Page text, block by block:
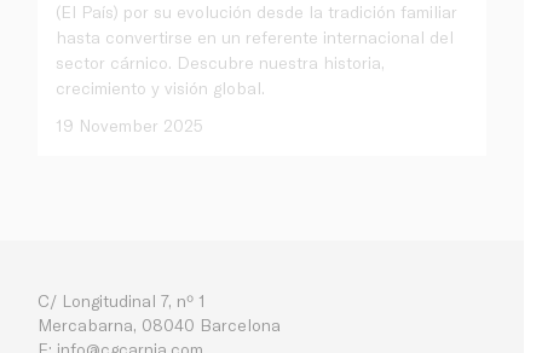
(El País) por su evolución desde la tradición familiar
hasta convertirse en un referente internacional del
sector cárnico. Descubre nuestra historia,
crecimiento y visión global.
19 November 2025
C/ Longitudinal 7, nº 1
Mercabarna, 08040 Barcelona
E: info@cgcarnia.com